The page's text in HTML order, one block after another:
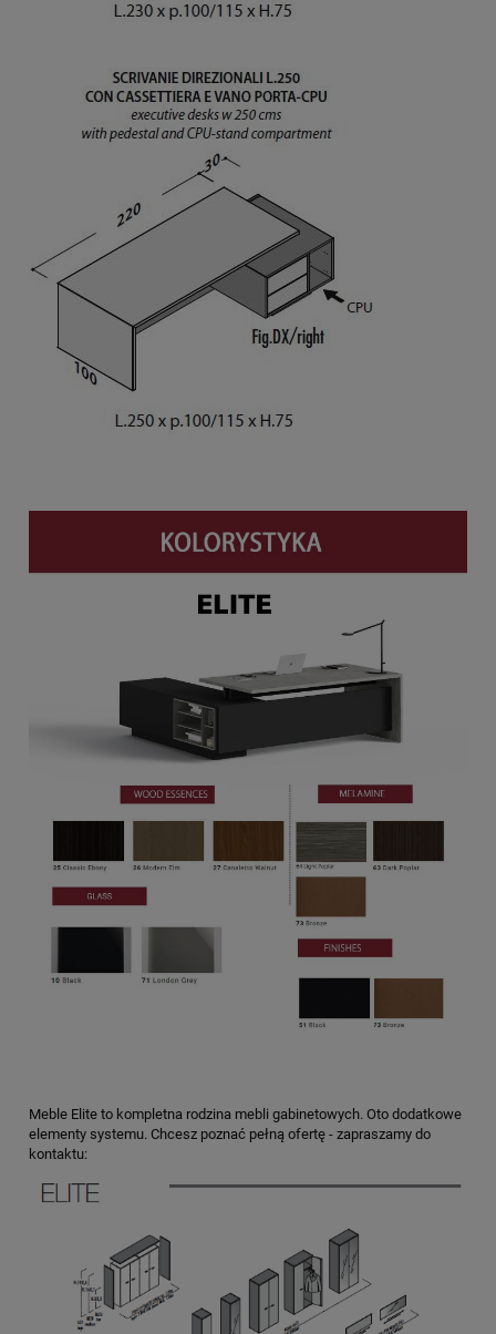
Meble Elite to kompletna rodzina mebli gabinetowych. Oto dodatkowe
elementy systemu. Chcesz poznać pełną ofertę - zapraszamy do
kontaktu: